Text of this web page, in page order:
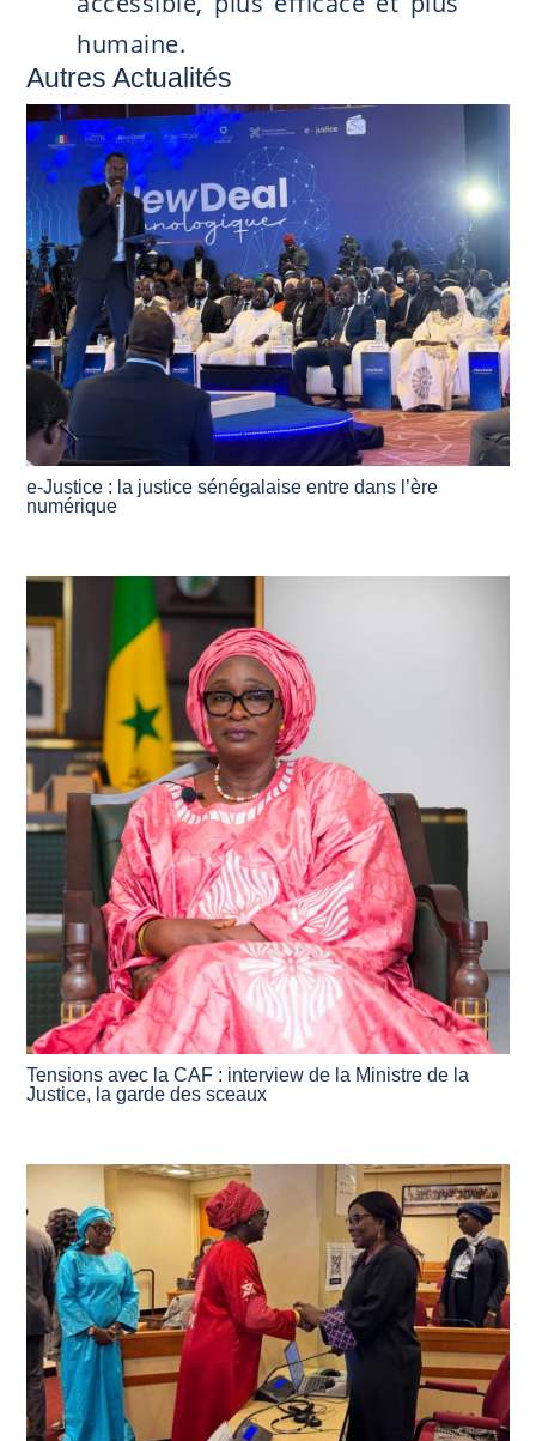
humaine.
Autres Actualités
e-Justice : la justice sénégalaise entre dans l’ère
numérique
Tensions avec la CAF : interview de la Ministre de la
Justice, la garde des sceaux